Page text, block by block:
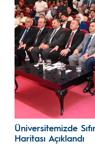
Üniversitemizde
Haritası Açıklandı